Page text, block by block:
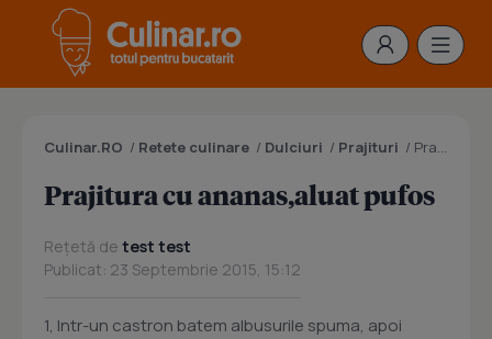
Culinar.RO / Retete culinare / Dulciuri / Prajituri / Prajitura cu ananas,aluat pufos
Prajitura cu ananas,aluat pufos
Rețetă de test test
Publicat: 23 Septembrie 2015, 15:12
1, Intr-un castron batem albusurile spuma, apoi